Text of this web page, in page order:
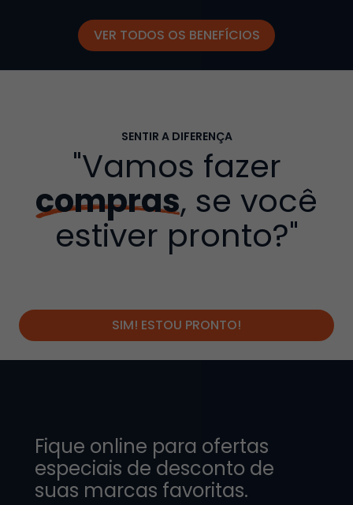
VER TODOS OS BENEFÍCIOS
SENTIR A DIFERENÇA
"Vamos fazer
compras, se você
estiver pronto?"
SIM! ESTOU PRONTO!
Fique online para ofertas
especiais de desconto de
suas marcas favoritas.